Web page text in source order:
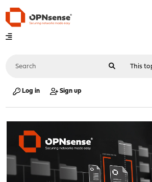
Log in Sign up